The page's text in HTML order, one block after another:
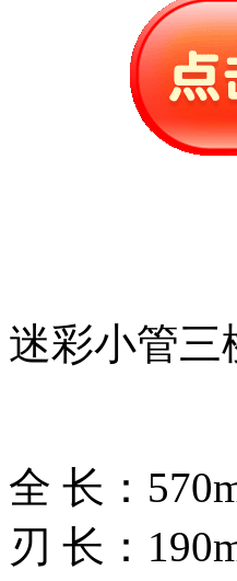
迷彩小管三
全 长：
刃 长：